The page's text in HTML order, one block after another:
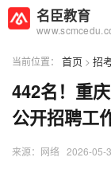
名臣教育
当前位置： 首页 > 招
442名！重
公开招聘工
来源：网络 2026-05-
AI智能助手